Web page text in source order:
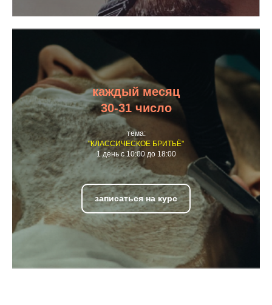
каждый месяц
30-31 число
тема:
"КЛАССИЧЕСКОЕ БРИТЬЁ"
1 день с 10:00 до 18:00
записаться на курс